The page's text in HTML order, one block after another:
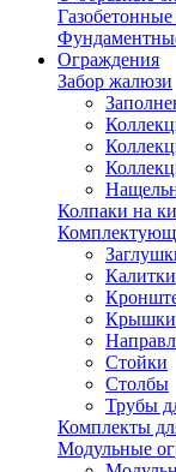
Ограждения
Забор жалюзи
Колпаки на
Калитки
Крышки
Стойки
Столбы
Трубы
Комплекты
Модульные